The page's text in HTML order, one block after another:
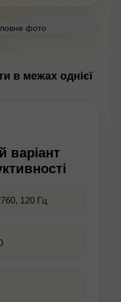
в межах однієї
варіант
120 Гц